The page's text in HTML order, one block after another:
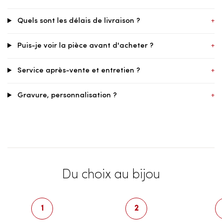
Quels sont les délais de livraison ? +
Puis-je voir la pièce avant d'acheter ? +
Service après-vente et entretien ? +
Gravure, personnalisation ? +
Du choix au bijou
1 2